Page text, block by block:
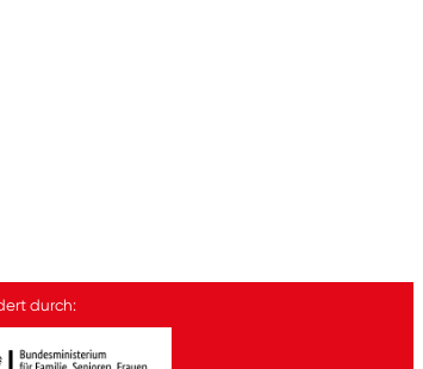
durch: